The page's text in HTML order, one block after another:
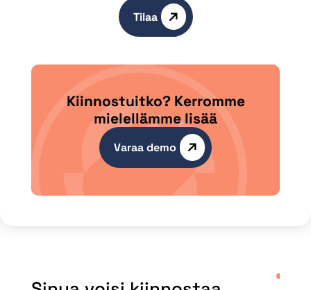
Tilaa
Kiinnostuitko? Kerromme
mielellämme lisää
Varaa demo